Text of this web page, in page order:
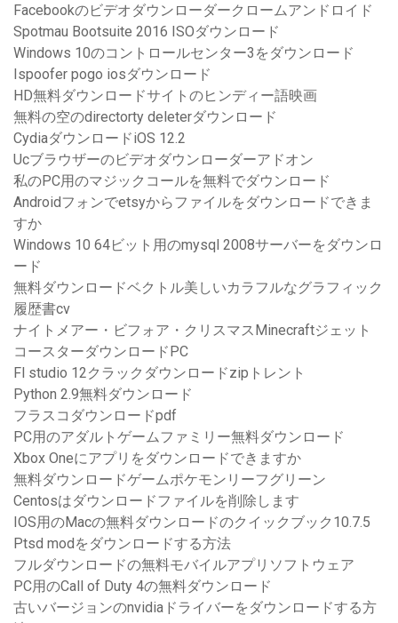
Facebookのビデオダウンローダークロームアンドロイド
Spotmau Bootsuite 2016 ISOダウンロード
Windows 10のコントロールセンター3をダウンロード
Ispoofer pogo iosダウンロード
HD無料ダウンロードサイトのヒンディー語映画
無料の空のdirectorty deleterダウンロード
CydiaダウンロードiOS 12.2
Ucブラウザーのビデオダウンローダーアドオン
私のPC用のマジックコールを無料でダウンロード
Androidフォンでetsyからファイルをダウンロードできま
すか
Windows 10 64ビット用のmysql 2008サーバーをダウンロ
ード
無料ダウンロードベクトル美しいカラフルなグラフィック
履歴書cv
ナイトメアー・ビフォア・クリスマスMinecraftジェット
コースターダウンロードPC
Fl studio 12クラックダウンロードzipトレント
Python 2.9無料ダウンロード
フラスコダウンロードpdf
PC用のアダルトゲームファミリー無料ダウンロード
Xbox Oneにアプリをダウンロードできますか
無料ダウンロードゲームポケモンリーフグリーン
Centosはダウンロードファイルを削除します
IOS用のMacの無料ダウンロードのクイックブック10.7.5
Ptsd modをダウンロードする方法
フルダウンロードの無料モバイルアプリソフトウェア
PC用のCall of Duty 4の無料ダウンロード
古いバージョンのnvidiaドライバーをダウンロードする方